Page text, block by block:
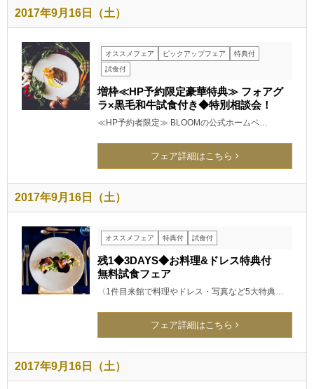
2017年9月16日（土）
オススメフェア ピックアップフェア
特典付
試食付
増枠≪HP予約限定豪華特典≫ フォアグ
ラ×黒毛和牛試食付き◆特別相談会！
≪HP予約者限定≫ BLOOMの公式ホームペ…
フェア詳細はこちら
2017年9月16日（土）
オススメフェア 特典付 試食付
残1◆3DAYS◆お料理&ドレス特典付
無料試食フェア
〈1件目来館で料理やドレス・写真など5大特典…
フェア詳細はこちら
2017年9月16日（土）